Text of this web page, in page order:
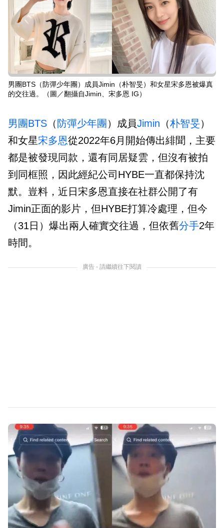
男團BTS（防彈少年團）成員Jimin（朴智旻）和女星宋多恩被爆真
的交往過。（圖／翻攝自Jimin、宋多恩 IG）
男團BTS （ 防彈少年團 ）成員Jimin （朴智旻）
和女星宋多恩從2022年6月開始傳出緋聞，主要
都是被發現同款，還有同居疑雲，但沒有被拍
到同框照，因此經紀公司HYBE一直都保持沈
默。豈料，近日宋多恩直接在社群公開了有
Jimin正面的影片，但HYBE打算冷處理，但今
（31日）爆出兩人確實交往過，但依舊分手2年
時間。
廣告 - 請繼續往下閱讀